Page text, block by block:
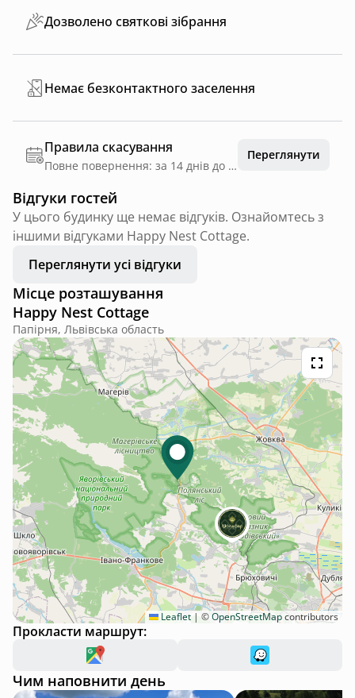
Дозволено святкові зібрання
Немає безконтактного заселення
Правила скасування
Повне повернення: за 14 днів до дати заїзду
Переглянути
Відгуки гостей
У цього будинку ще немає відгуків. Ознайомтесь з
іншими відгуками Happy Nest Cottage.
Переглянути усі відгуки
Місце розташування
Happy Nest Cottage
Папірня, Львівська область
Leaflet | ©OpenStreetMapcontributors
Прокласти маршрут:
Чим наповнити день